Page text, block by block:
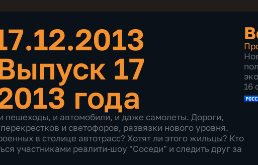
17
года
пешеходы, и автомобили, и даже самолеты. Дороги,
и светофоров, развязки нового уровня.
в столице автотрасс? Хотят ли этого жильцы? Кто
участниками реалити-шоу "Соседи" и следить друг за
16